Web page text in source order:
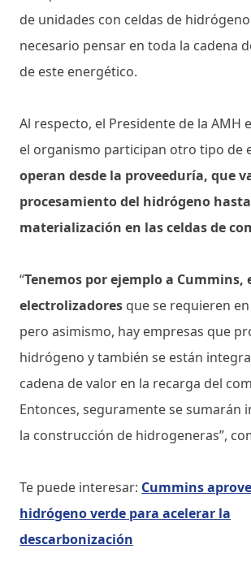
de unidades con celdas de
necesario pensar en toda la cadena
de este energético.
Al respecto, el Presidente de la AMH
el organismo participan otro tipo de
operan desde la proveeduría, que
procesamiento del hidrógeno
materialización en las celdas de
“Tenemos por ejemplo a Cummins,
electrolizadores que se requieren
pero asimismo, hay empresas que
hidrógeno y también se están
cadena de valor en la recarga del
Entonces, seguramente se sumarán
la construcción de hidrogeneras”,
Te puede interesar: Cummins
hidrógeno verde para acelerar la
descarbonización